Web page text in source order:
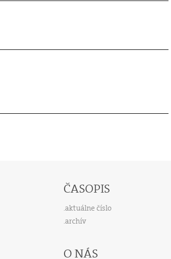
ČASOPIS
aktuálne číslo
archív
O NÁS